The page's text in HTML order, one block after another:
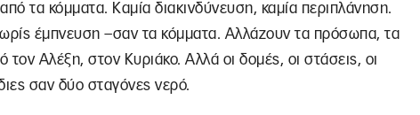
τα κόμματα. Καμία διακινδύνευση, καμία περιπλάνηση.
έμπνευση –σαν τα κόμματα. Αλλάζουν τα πρόσωπα, τα
τον Αλέξη, στον Κυριάκο. Αλλά οι δομές, οι στάσεις, οι
σαν δύο σταγόνες νερό.